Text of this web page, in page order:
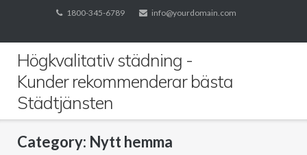
content
1800-345-6789 info@yourdomain.com
Högkvalitativ städning -
Kunder rekommenderar bästa
Städtjänsten
Category: Nytt hemma